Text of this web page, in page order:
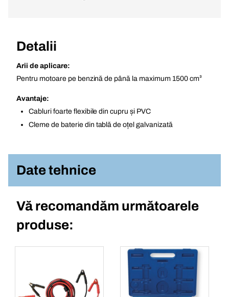
Detalii
Arii de aplicare:
Pentru motoare pe benzină de până la maximum 1500 cm³
Avantaje:
Cabluri foarte flexibile din cupru și PVC
Cleme de baterie din tablă de oțel galvanizată
Date tehnice
Vă recomandăm următoarele
produse: